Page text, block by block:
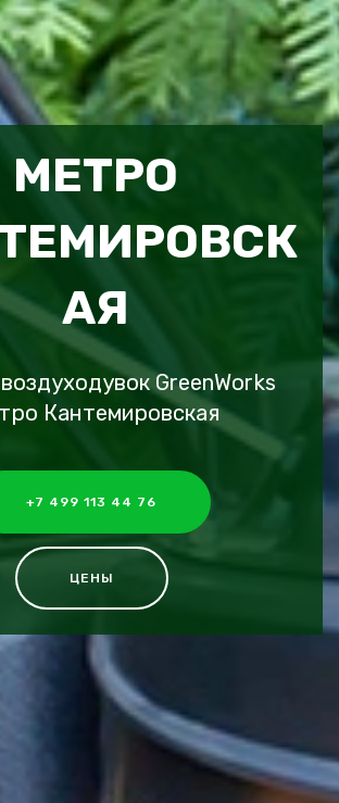
МЕТРО
АЯ
GreenWorks
Кантемировская
+7 499 113 44 76
ЦЕНЫ